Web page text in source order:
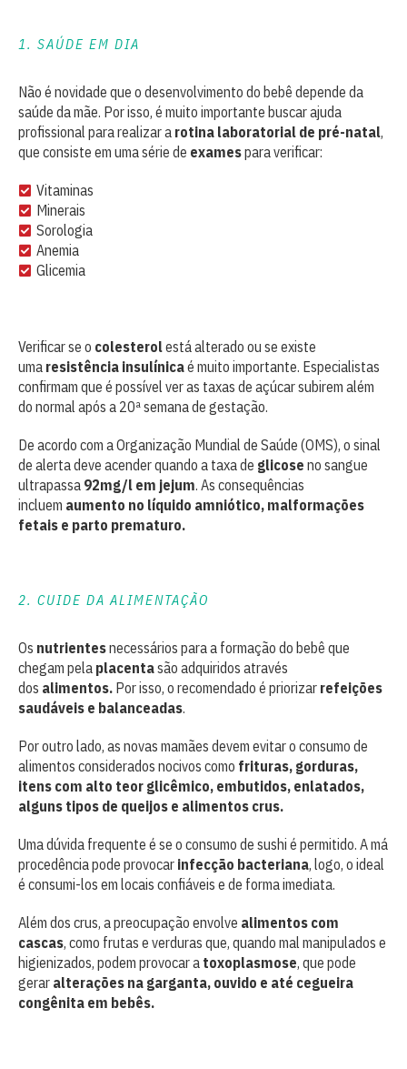
1. SAÚDE EM DIA
Não é novidade que o desenvolvimento do bebê depende da
saúde da mãe. Por isso, é muito importante buscar ajuda
profissional para realizar a rotina laboratorial de pré-natal,
que consiste em uma série de examespara verificar:
Vitaminas
Minerais
Sorologia
Anemia
Glicemia
Verificar se o colesterolestá alterado ou se existe
uma resistência insulínicaé muito importante. Especialistas
confirmam que é possível ver as taxas de açúcar subirem além
do normal após a 20ª semana de gestação.
De acordo com a Organização Mundial de Saúde (OMS), o sinal
de alerta deve acender quando a taxa de glicose no sangue
ultrapassa 92mg/l em jejum. As consequências
incluem aumento no líquido amniótico, malformações
fetais e parto prematuro.
2. CUIDE DA ALIMENTAÇÃO
Os nutrientesnecessários para a formação do bebê que
chegam pela placentasão adquiridos através
dos alimentos. Por isso, o recomendado é priorizar refeições
saudáveis e balanceadas.
Por outro lado, as novas mamães devem evitar o consumo de
alimentos considerados nocivos como frituras, gorduras,
itens com alto teor glicêmico, embutidos, enlatados,
alguns tipos de queijos e alimentos crus.
Uma dúvida frequente é se o consumo de sushi é permitido. A má
procedência pode provocar infecção bacteriana, logo, o ideal
é consumi-los em locais confiáveis e de forma imediata.
Além dos crus, a preocupação envolve alimentos com
cascas, como frutas e verduras que, quando mal manipulados e
higienizados, podem provocar a toxoplasmose, que pode
gerar alterações na garganta, ouvido e até cegueira
congênita em bebês.